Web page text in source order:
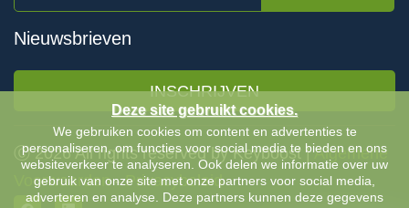
Nieuwsbrieven
INSCHRIJVEN
Ⓒ 2026 All rights reserved by Keyboost |Algemene
Voorwaarden-Privacybeleid
Deze site gebruikt cookies.
We gebruiken cookies om content en advertenties te
personaliseren, om functies voor social media te bieden en ons
websiteverkeer te analyseren. Ook delen we informatie over uw
gebruik van onze site met onze partners voor social media,
adverteren en analyse. Deze partners kunnen deze gegevens